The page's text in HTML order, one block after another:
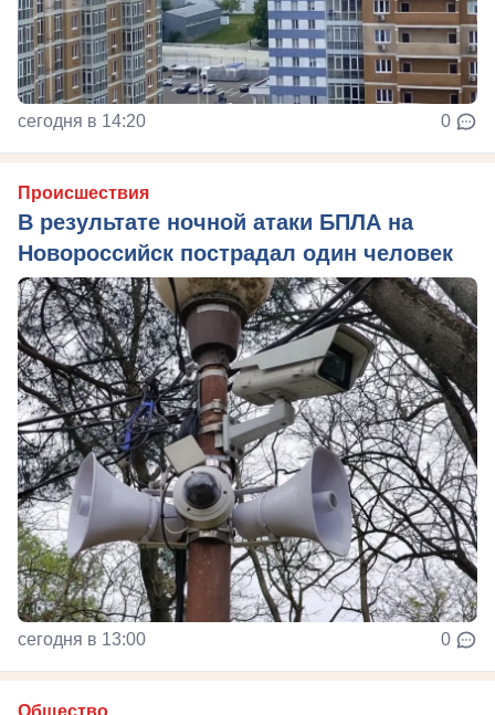
сегодня в 14:20 0
Происшествия
В результате ночной атаки БПЛА на
Новороссийск пострадал один человек
сегодня в 13:00 0
Общество